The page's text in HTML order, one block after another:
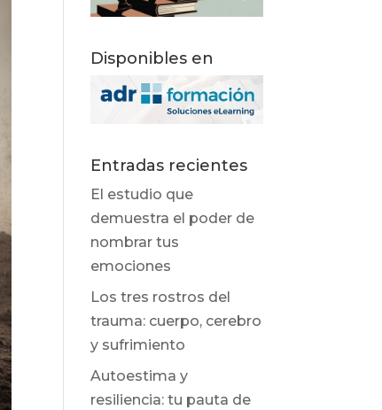
Disponibles en
Entradas recientes
El estudio que
demuestra el poder de
nombrar tus
emociones
Los tres rostros del
trauma: cuerpo, cerebro
y sufrimiento
Autoestima y
resiliencia: tu pauta de